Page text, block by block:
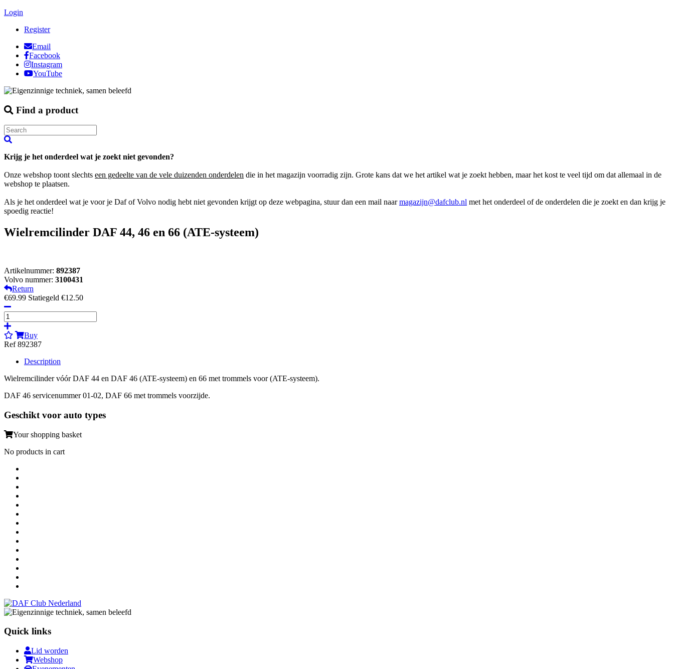
Login
Register
Email
Facebook
Instagram
YouTube
Find a product
Krijg je het onderdeel wat je zoekt niet gevonden?
Onze webshop toont slechts een gedeelte van de vele duizenden onderdelen die in het magazijn voorradig zijn. Grote kans dat we het artikel wat je zoekt hebben, maar het kost te veel tijd om dat allemaal in de
webshop te plaatsen.
Als je het onderdeel wat je voor je Daf of Volvo nodig hebt niet gevonden krijgt op deze webpagina, stuur dan een mail naarmagazijn@dafclub.nl met het onderdeel of de onderdelen die je zoekt en dan krijg je
spoedig reactie!
Wielremcilinder DAF 44, 46 en 66 (ATE-systeem)
Artikelnummer: 892387
Volvo nummer: 3100431
Return
€69.99 Statiegeld €12.50
Buy
Ref 892387
Description
Wielremcilinder vóór DAF 44 en DAF 46 (ATE-systeem) en 66 met trommels voor (ATE-systeem).
DAF 46 servicenummer 01-02, DAF 66 met trommels voorzijde.
Geschikt voor auto types
Your shopping basket
No products in cart
Quick links
Lid worden
Webshop